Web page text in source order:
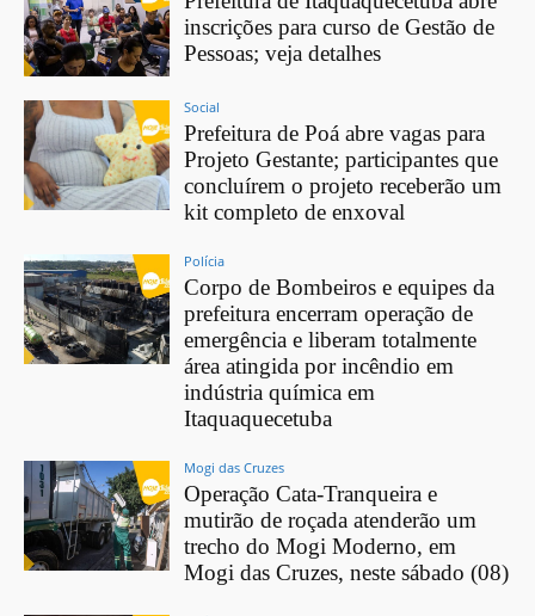
inscrições para curso de Gestão de
Pessoas; veja detalhes
Social
Prefeitura de Poá abre vagas para
Projeto Gestante; participantes que
concluírem o projeto receberão um
kit completo de enxoval
Polícia
Corpo de Bombeiros e equipes da
prefeitura encerram operação de
emergência e liberam totalmente
área atingida por incêndio em
indústria química em
Itaquaquecetuba
Mogi das Cruzes
Operação Cata-Tranqueira e
mutirão de roçada atenderão um
trecho do Mogi Moderno, em
Mogi das Cruzes, neste sábado (08)